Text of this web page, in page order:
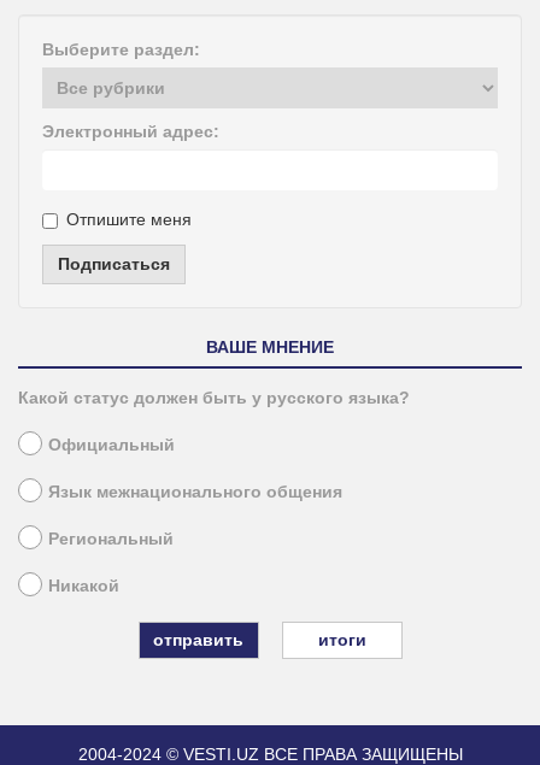
Выберите раздел:
Электронный адрес:
Отпишите меня
Подписаться
ВАШЕ МНЕНИЕ
Какой статус должен быть у русского языка?
Официальный
Язык межнационального общения
Региональный
Никакой
итоги
2004-2024 © VESTI.UZ ВСЕ ПРАВА ЗАЩИЩЕНЫ